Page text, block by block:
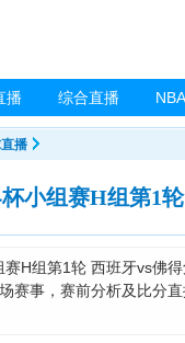
播 综合直播
播
小组赛H组第1
H组第1轮 西班牙vs佛
赛事，赛前分析及比分